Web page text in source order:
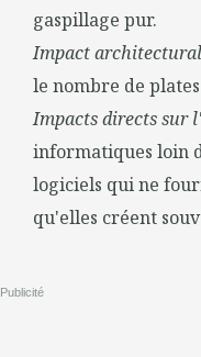
gaspillage pur.
Impact
le nombre de
Impacts directs sur
informatiques loin
logiciels qui ne
qu'elles créent
Publicité